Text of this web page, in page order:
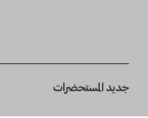
Breadcrumb
جديد المستحضرات